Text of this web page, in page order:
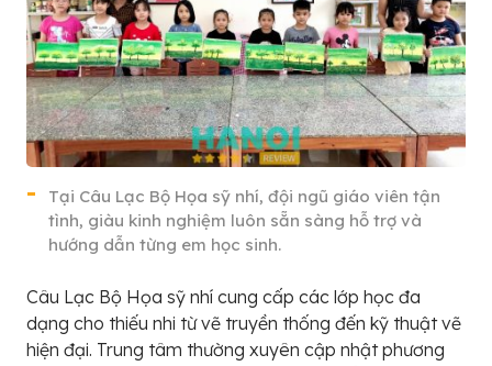
Tại Câu Lạc Bộ Họa sỹ nhí, đội ngũ giáo viên tận
tình, giàu kinh nghiệm luôn sẵn sàng hỗ trợ và
hướng dẫn từng em học sinh.
Câu Lạc Bộ Họa sỹ nhí cung cấp các lớp học đa
dạng cho thiếu nhi từ vẽ truyền thống đến kỹ thuật vẽ
hiện đại. Trung tâm thường xuyên cập nhật phương